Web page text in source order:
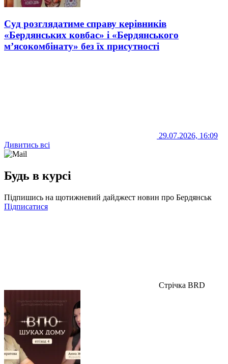
Суд розглядатиме справу керівників
«Бердянських ковбас» і «Бердянського
м’ясокомбінату» без їх присутності
29.07.2026, 16:09
Дивитись всі
Будь в курсі
Підпишись на щотижневий дайджест новин про Бердянськ
Підписатися
Стрічка BRD